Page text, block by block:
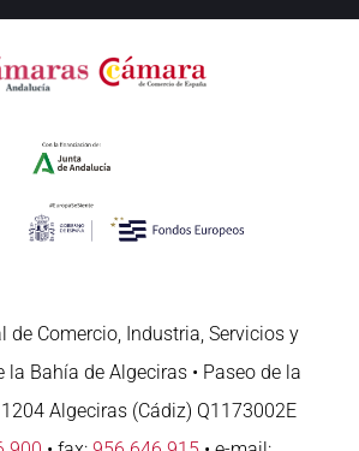
de Comercio, Industria, Servicios y
la Bahía de Algeciras • Paseo de la
Algeciras (Cádiz) Q1173002E